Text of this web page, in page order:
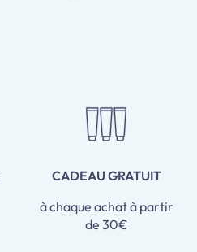
CADEAU GRATUIT
à chaque achat à partir
de 30€